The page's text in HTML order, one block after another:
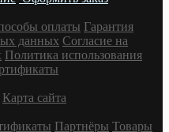
оплаты Гарантия
данных Согласие на
Политика использования
Карта сайта
Партнёры Товары